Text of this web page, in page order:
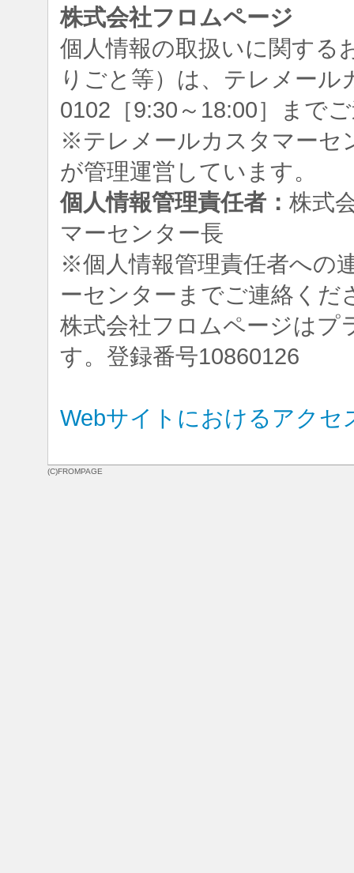
株式会社フロムページ
個人情報の取扱いに関する
りごと等）は、テレメー
0102［9:30～18:00］まで
※テレメールカスタマーセ
が管理運営しています。
個人情報管理責任者： 株式
マーセンター長
※個人情報管理責任者への
ーセンターまでご連絡くだ
株式会社フロムページはプ
す。登録番号10860126
Webサイトにおけるアクセ
(C)FROMPAGE